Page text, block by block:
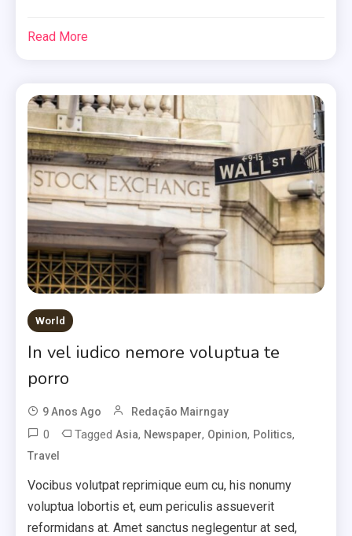
Read More
World
In vel iudico nemore voluptua te
porro
9 Anos Ago Redação Mairngay
0 TaggedAsia, Newspaper, Opinion, Politics,
Travel
Vocibus volutpat reprimique eum cu, his nonumy
voluptua lobortis et, eum periculis assueverit
reformidans at. Amet sanctus neglegentur at sed,